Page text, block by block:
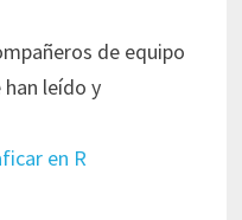
de equipo
leído y
en R